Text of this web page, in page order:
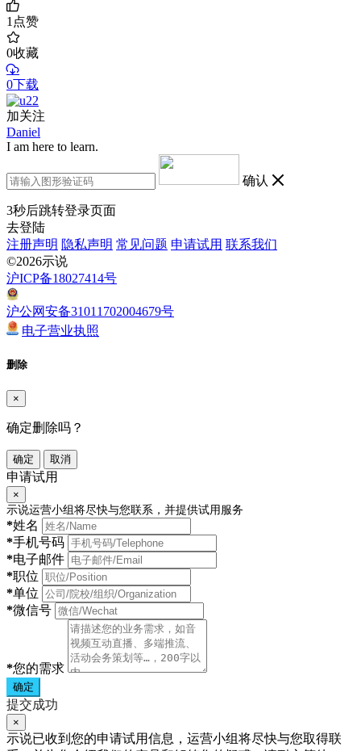
1点赞
0收藏
0下载
加关注
Daniel
I am here to learn.
确认
3秒后跳转登录页面
去登陆
注册声明 隐私声明 常见问题 申请试用 联系我们
©2026示说
沪ICP备18027414号
沪公网安备31011702004679号
电子营业执照
删除
×
确定删除吗？
确定 取消
申请试用
×
示说运营小组将尽快与您联系，并提供试用服务
*姓名
*手机号码
*电子邮件
*职位
*单位
*微信号
*您的需求
确定
提交成功
×
示说已收到您的申请试用信息，运营小组将尽快与您取得联